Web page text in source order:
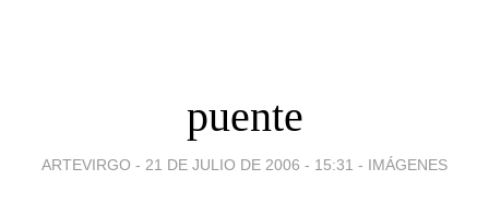
puente
ARTEVIRGO - 21 DE JULIO DE 2006 - 15:31 - IMÁGENES